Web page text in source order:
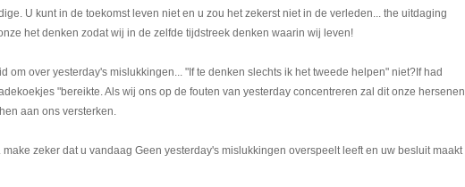
U kunt in de toekomst leven niet en u zou het zekerst niet in de verleden... the uitdaging
het denken zodat wij in de zelfde tijdstreek denken waarin wij leven!
om over yesterday's mislukkingen... "If te denken slechts ik het tweede helpen" niet?If had
"bereikte. Als wij ons op de fouten van yesterday concentreren zal dit onze hersenen
aan ons versterken.
zeker dat u vandaag Geen yesterday's mislukkingen overspeelt leeft en uw besluit maakt